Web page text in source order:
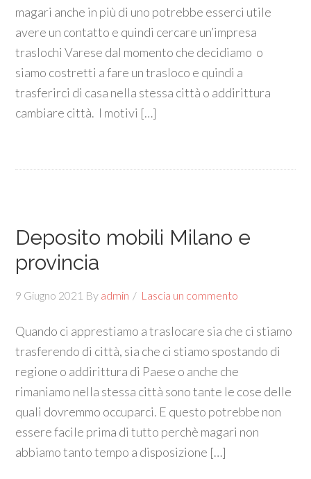
magari anche in più di uno potrebbe esserci utile
avere un contatto e quindi cercare un’impresa
traslochi Varese dal momento che decidiamo o
siamo costretti a fare un trasloco e quindi a
trasferirci di casa nella stessa città o addirittura
cambiare città. I motivi […]
Deposito mobili Milano e
provincia
9 Giugno 2021 By admin Lascia un commento
Quando ci apprestiamo a traslocare sia che ci stiamo
trasferendo di città, sia che ci stiamo spostando di
regione o addirittura di Paese o anche che
rimaniamo nella stessa città sono tante le cose delle
quali dovremmo occuparci. E questo potrebbe non
essere facile prima di tutto perchè magari non
abbiamo tanto tempo a disposizione […]